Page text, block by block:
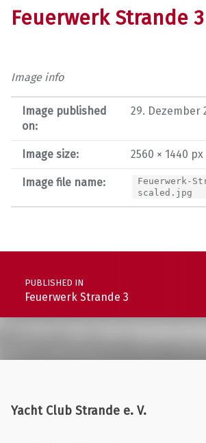
Feuerwerk Strande 3
Image info
Image published
on:
29. Dezember
Image size: 2560 × 1440 px
Image file name:
Feuerwerk-
scaled.jpg
Post navigation
PUBLISHED IN
Feuerwerk Strande 3
Yacht Club Strande e. V.